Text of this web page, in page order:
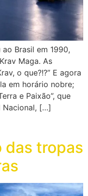
Brasil em 1990,
Maga. As
o que?!?” E agora
em horário nobre;
e Paixão”, que
Nacional, […]
tropas